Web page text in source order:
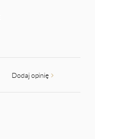
Dodaj opinię